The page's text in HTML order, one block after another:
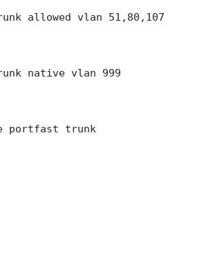
allowed vlan 51,80,107
native vlan 999
portfast trunk